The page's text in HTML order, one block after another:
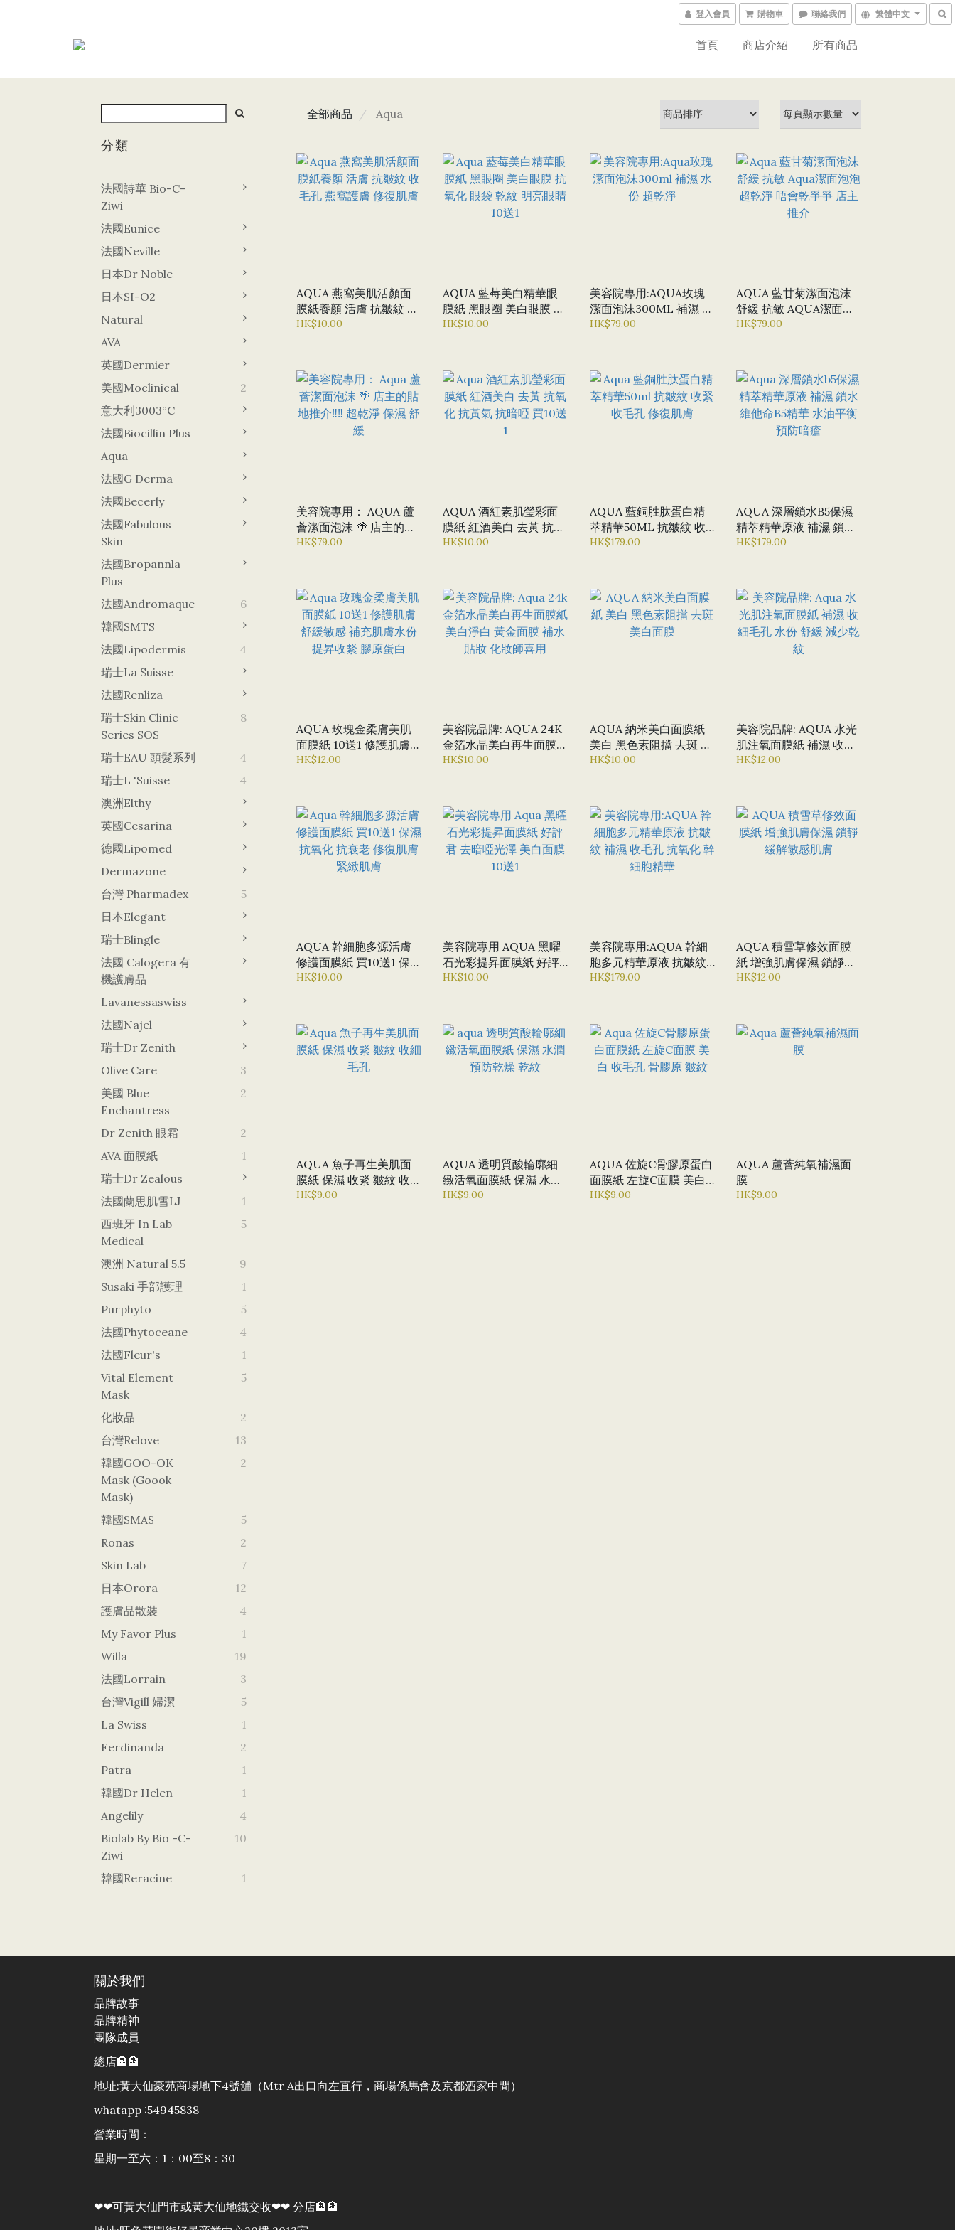
登入會員 購物車 聯絡我們 繁體中文
首頁 商店介紹 所有商品
分類
法國詩華 Bio-C-
Ziwi
法國Eunice
法國Neville
日本Dr Noble
日本SI-O2
Natural
AVA
英國Dermier
美國Moclinical
2
意大利3003°C
法國Biocillin Plus
Aqua
法國G Derma
法國Becerly
法國Fabulous
Skin
法國Bropannla
Plus
法國Andromaque
6
韓國sMTS
法國Lipodermis
4
瑞士La Suisse
法國Renliza
瑞士Skin Clinic
Series SOS
8
瑞士EAU 頭髮系列
4
瑞士L 'Suisse
4
澳洲Elthy
英國Cesarina
德國lipomed
Dermazone
台灣 Pharmadex
5
日本Elegant
瑞士Blingle
法國 Calogera 有
機護膚品
Lavanessaswiss
法國Najel
瑞士Dr Zenith
Olive Care
3
美國 Blue
Enchantress
2
Dr Zenith 眼霜
2
AVA 面膜紙
1
瑞士Dr Zealous
法國蘭思肌雪LJ
1
西班牙 In Lab
Medical
5
澳洲 Natural 5.5
9
Susaki 手部護理
1
Purphyto
5
法國Phytoceane
4
法國Fleur's
1
Vital Element
Mask
5
化妝品
2
台灣Relove
13
韓國GOO-OK
Mask (goook
Mask)
2
韓國SMAS
5
Ronas
2
Skin Lab
7
日本orora
12
護膚品散裝
4
My Favor Plus
1
Willa
19
法國Lorrain
3
台灣vigill 婦潔
5
La Swiss
1
Ferdinanda
2
Patra
1
韓國dr Helen
1
Angelily
4
Biolab By Bio -c-
Ziwi
10
韓國Reracine 1
全部商品 Aqua
AQUA 燕窩美肌活顏面
膜紙養顏 活膚 抗皺紋 收
毛孔 燕窩護膚 修復肌膚
HK$10.00
AQUA 藍莓美白精華眼
膜紙 黑眼圈 美白眼膜 抗
氧化 眼袋 乾紋 明亮眼睛
HK$10.00
美容院專用:AQUA玫瑰
潔面泡沫300ML 補濕 水
份 超乾淨
HK$79.00
AQUA 藍甘菊潔面泡沫
舒緩 抗敏 AQUA潔面泡
泡超乾淨 唔會乾爭爭 店
HK$79.00
美容院專用： AQUA 蘆
薈潔面泡沫 🌴 店主的貼
地推介‼️‼️ 超乾淨 保濕 舒
HK$79.00
AQUA 酒紅素肌瑩彩面
膜紙 紅酒美白 去黃 抗氧
化 抗黃氣 抗暗啞 買10送
HK$10.00
AQUA 藍銅胜肽蛋白精
萃精華50ML 抗皺紋 收
緊 收毛孔 修復肌膚
HK$179.00
AQUA 深層鎖水B5保濕
精萃精華原液 補濕 鎖水
維他命B5精華 水油平衡
HK$179.00
AQUA 玫瑰金柔膚美肌
面膜紙 10送1 修護肌膚
舒緩敏感 補充肌膚水份
HK$12.00
美容院品牌: AQUA 24K
金箔水晶美白再生面膜紙
美白淨白 黃金面膜 補水
HK$10.00
AQUA 納米美白面膜紙
美白 黑色素阻擋 去斑 美
白面膜
HK$10.00
美容院品牌: AQUA 水光
肌注氧面膜紙 補濕 收細
毛孔 水份 舒緩 減少乾紋
HK$12.00
AQUA 幹細胞多源活膚
修護面膜紙 買10送1 保濕
抗氧化 抗衰老 修復肌膚
HK$10.00
美容院專用 AQUA 黑曜
石光彩提昇面膜紙 好評
君 去暗啞光澤 美白面膜
HK$10.00
美容院專用:AQUA 幹細
胞多元精華原液 抗皺紋
補濕 收毛孔 抗氧化 幹細
HK$179.00
AQUA 積雪草修效面膜
紙 增強肌膚保濕 鎖靜緩
解敏感肌膚
HK$12.00
AQUA 魚子再生美肌面
膜紙 保濕 收緊 皺紋 收細
毛孔
HK$9.00
AQUA 透明質酸輪廓細
緻活氧面膜紙 保濕 水潤
預防乾燥 乾紋
HK$9.00
AQUA 佐旋C骨膠原蛋白
面膜紙 左旋C面膜 美白
收毛孔 骨膠原 皺紋
HK$9.00
AQUA 蘆薈純氧補濕面
膜
HK$9.00
關於我們
品牌故事
品牌精神
團隊成員
總店🏦🏦
地址:黃大仙豪苑商場地下4號舖（Mtr A出口向左直行，商場係馬會及京都酒家中間）
whatapp :54945838
營業時間：
星期一至六：1：00至8：30
❤❤可黃大仙門市或黃大仙地鐵交收❤❤ 分店🏦🏦